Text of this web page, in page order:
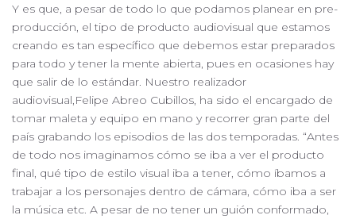
Y es que, a pesar de todo lo que podamos planear en pre-
producción, el tipo de producto audiovisual que estamos
creando es tan específico que debemos estar preparados
para todo y tener la mente abierta, pues en ocasiones hay
que salir de lo estándar. Nuestro realizador
audiovisual,Felipe Abreo Cubillos, ha sido el encargado de
tomar maleta y equipo en mano y recorrer gran parte del
país grabando los episodios de las dos temporadas. “Antes
de todo nos imaginamos cómo se iba a ver el producto
final, qué tipo de estilo visual iba a tener, cómo íbamos a
trabajar a los personajes dentro de cámara, cómo iba a ser
la música etc. A pesar de no tener un guión conformado,